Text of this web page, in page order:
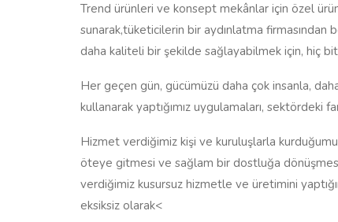
Trend ürünleri ve konsept mekânlar için özel
sunarak,tüketicilerin bir aydınlatma firmasından
daha kaliteli bir şekilde sağlayabilmek için, hiç
Her geçen gün, gücümüzü daha çok insanla,
kullanarak yaptığımız uygulamaları, sektördeki
Hizmet verdiğimiz kişi ve kuruluşlarla kurduğumuz
öteye gitmesi ve sağlam bir dostluğa
verdiğimiz kusursuz hizmetle ve üretimini
eksiksiz olarak<